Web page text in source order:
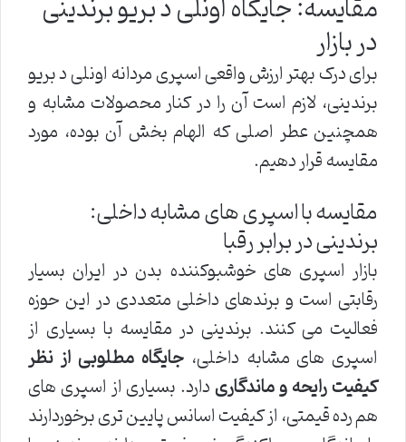
در بازار
برای درک بهتر ارزش واقعی اسپری مردانه اونلی د بریو
برندینی، لازم است آن را در کنار محصولات مشابه و
همچنین عطر اصلی که الهام بخش آن بوده، مورد
مقایسه قرار دهیم.
مقایسه با اسپری های مشابه داخلی:
برندینی در برابر رقبا
بازار اسپری های خوشبوکننده بدن در ایران بسیار
رقابتی است و برندهای داخلی متعددی در این حوزه
فعالیت می کنند. برندینی در مقایسه با بسیاری از
اسپری های مشابه داخلی، جایگاه مطلوبی از نظر
کیفیت رایحه و ماندگاریدارد. بسیاری از اسپری های
هم رده قیمتی، از کیفیت اسانس پایین تری برخوردارند